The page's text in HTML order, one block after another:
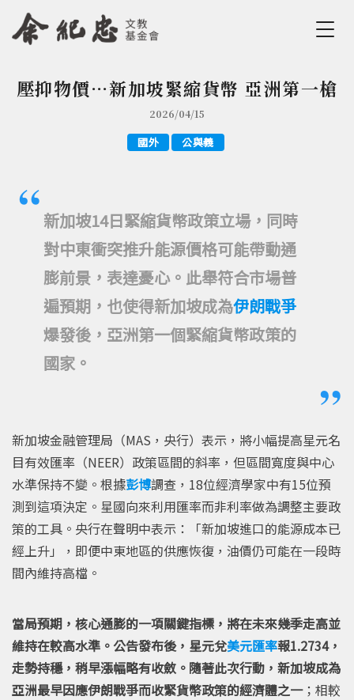
Jump to Navigation
Jump to Main content
您在這裡
壓抑物價…新加坡緊縮貨幣 亞洲第一槍
2026/04/15
國外 公與義
新加坡14日緊縮貨幣政策立場，同時
對中東衝突推升能源價格可能帶動通
膨前景，表達憂心。此舉符合市場普
遍預期，也使得新加坡成為伊朗戰爭
爆發後，亞洲第一個緊縮貨幣政策的
國家。
新加坡金融管理局（MAS，央行）表示，將小幅提高星元名
目有效匯率（NEER）政策區間的斜率，但區間寬度與中心
水準保持不變。根據彭博調查，18位經濟學家中有15位預
測到這項決定。星國向來利用匯率而非利率做為調整主要政
策的工具。央行在聲明中表示：「新加坡進口的能源成本已
經上升」，即便中東地區的供應恢復，油價仍可能在一段時
間內維持高檔。
當局預期，核心通膨的一項關鍵指標，將在未來幾季走高並
維持在較高水準。公告發布後，星元兌美元匯率報1.2734，
走勢持穩，稍早漲幅略有收斂。隨著此次行動，新加坡成為
亞洲最早因應伊朗戰爭而收緊貨幣政策的經濟體之一；相較